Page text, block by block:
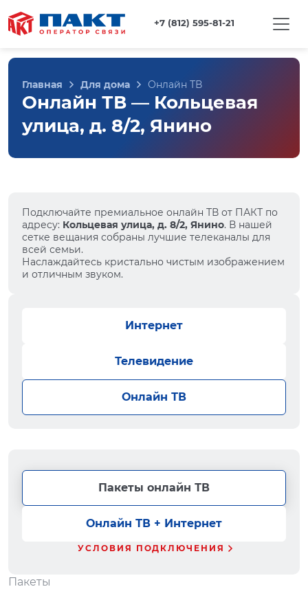
+7 (812) 595-81-21
Главная Для дома Онлайн ТВ
Онлайн ТВ — Кольцевая
улица, д. 8/2, Янино
Подключайте премиальное онлайн ТВ от ПАКТ по
адресу: Кольцевая улица, д. 8/2, Янино. В нашей
сетке вещания собраны лучшие телеканалы для
всей семьи.
Наслаждайтесь кристально чистым изображением
и отличным звуком.
Интернет
Телевидение
Онлайн ТВ
Пакеты онлайн ТВ
Онлайн ТВ + Интернет
УСЛОВИЯ ПОДКЛЮЧЕНИЯ
Пакеты